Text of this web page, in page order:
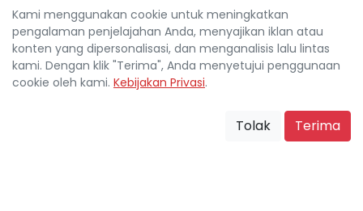
location_on location_on Jakarta Timur
Kami menggunakan cookie untuk meningkatkan
pengalaman penjelajahan Anda, menyajikan iklan atau
konten yang dipersonalisasi, dan menganalisis lalu lintas
kami. Dengan klik "Terima", Anda menyetujui penggunaan
cookie oleh kami. Kebijakan Privasi.
Tolak Terima